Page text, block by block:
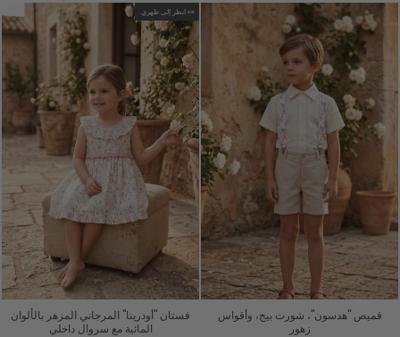
انظر إلى ظهري 👀
فستان "أودرينا" المرجاني المزهر بالألوان
المائية مع سروال داخلي
قميص "هدسون"، شورت بيج، وأقواس
زهور